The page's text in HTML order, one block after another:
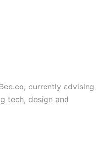
currently advising
tech, design and